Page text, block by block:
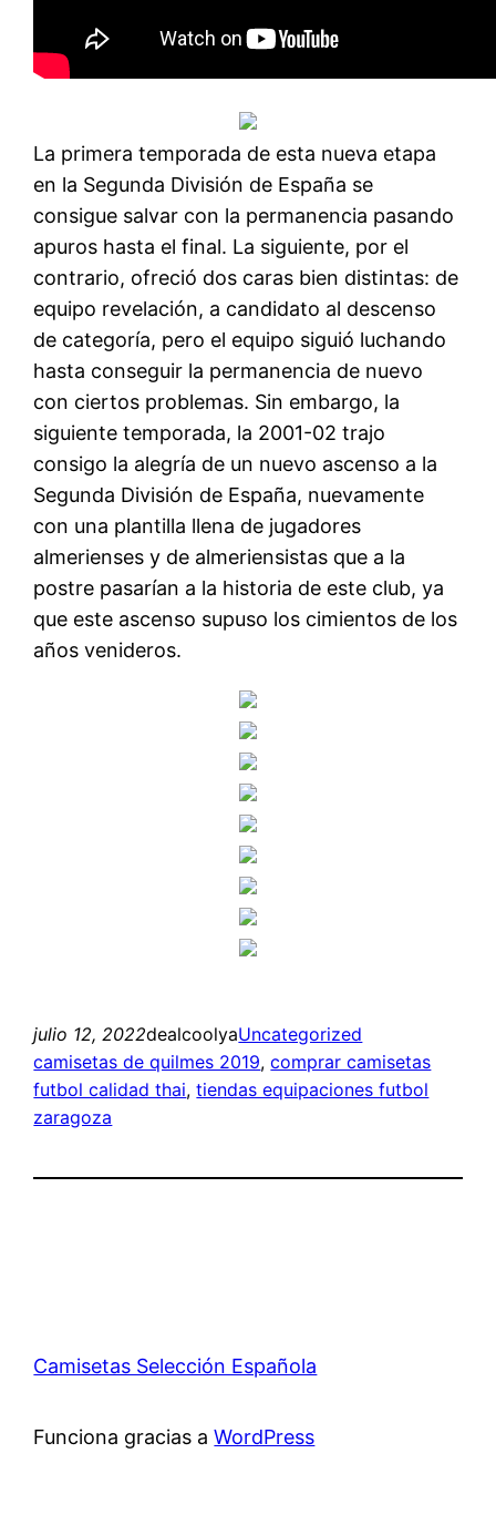
La primera temporada de esta nueva etapa
en la Segunda División de España se
consigue salvar con la permanencia pasando
apuros hasta el final. La siguiente, por el
contrario, ofreció dos caras bien distintas: de
equipo revelación, a candidato al descenso
de categoría, pero el equipo siguió luchando
hasta conseguir la permanencia de nuevo
con ciertos problemas. Sin embargo, la
siguiente temporada, la 2001-02 trajo
consigo la alegría de un nuevo ascenso a la
Segunda División de España, nuevamente
con una plantilla llena de jugadores
almerienses y de almeriensistas que a la
postre pasarían a la historia de este club, ya
que este ascenso supuso los cimientos de los
años venideros.
julio 12, 2022dealcoolyaUncategorized
camisetas de quilmes 2019, comprar camisetas
futbol calidad thai, tiendas equipaciones futbol
zaragoza
Camisetas Selección Española
Funciona gracias aWordPress